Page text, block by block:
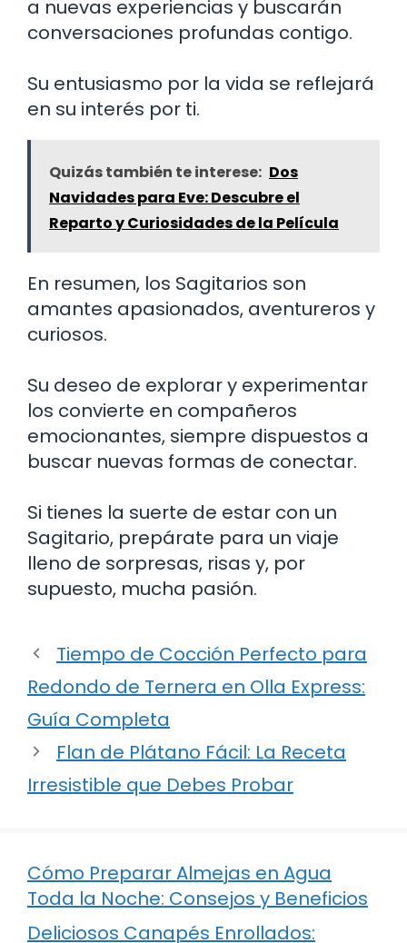
a nuevas experiencias y buscarán
conversaciones profundas contigo.
Su entusiasmo por la vida se reflejará
en su interés por ti.
Quizás también te interese: Dos
Navidades para Eve: Descubre el
Reparto y Curiosidades de la Película
En resumen, los Sagitarios son
amantes apasionados, aventureros y
curiosos.
Su deseo de explorar y experimentar
los convierte en compañeros
emocionantes, siempre dispuestos a
buscar nuevas formas de conectar.
Si tienes la suerte de estar con un
Sagitario, prepárate para un viaje
lleno de sorpresas, risas y, por
supuesto, mucha pasión.
Tiempo de Cocción Perfecto para
Redondo de Ternera en Olla Express:
Guía Completa
Flan de Plátano Fácil: La Receta
Irresistible que Debes Probar
Cómo Preparar Almejas en Agua
Toda la Noche: Consejos y Beneficios
Deliciosos Canapés Enrollados: